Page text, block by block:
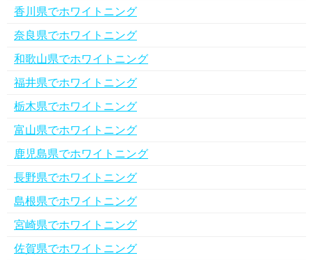
香川県でホワイトニング
奈良県でホワイトニング
和歌山県でホワイトニング
福井県でホワイトニング
栃木県でホワイトニング
富山県でホワイトニング
鹿児島県でホワイトニング
長野県でホワイトニング
島根県でホワイトニング
宮崎県でホワイトニング
佐賀県でホワイトニング